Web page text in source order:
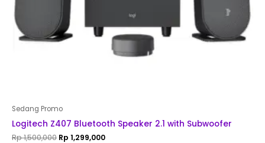
Sedang Promo
Logitech Z407 Bluetooth Speaker 2.1 with Subwoofer
Rp1,500,000 Rp 1,299,000